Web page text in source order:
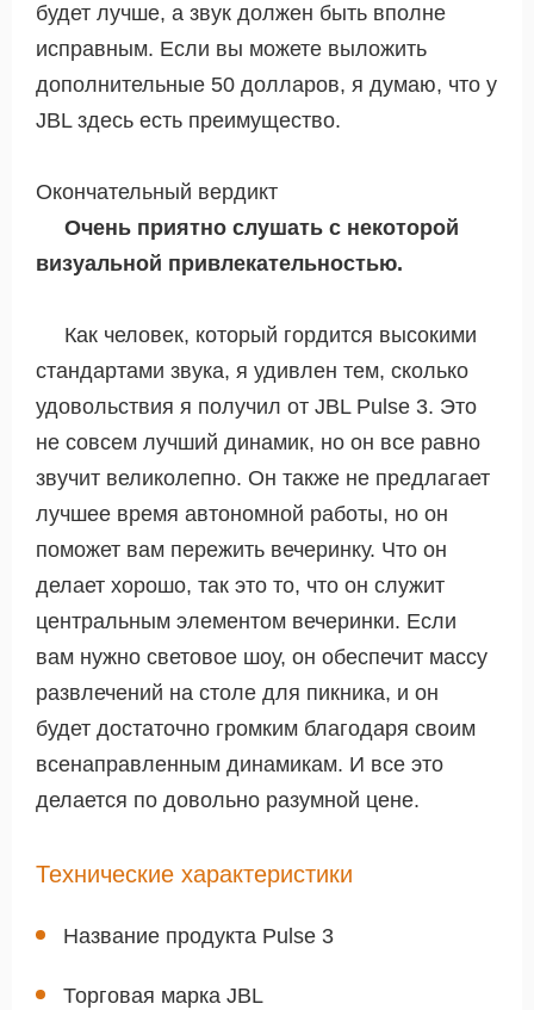
будет лучше, а звук должен быть вполне
исправным. Если вы можете выложить
дополнительные 50 долларов, я думаю, что у
JBL здесь есть преимущество.
Окончательный вердикт
Очень приятно слушать с некоторой
визуальной привлекательностью.
Как человек, который гордится высокими
стандартами звука, я удивлен тем, сколько
удовольствия я получил от JBL Pulse 3. Это
не совсем лучший динамик, но он все равно
звучит великолепно. Он также не предлагает
лучшее время автономной работы, но он
поможет вам пережить вечеринку. Что он
делает хорошо, так это то, что он служит
центральным элементом вечеринки. Если
вам нужно световое шоу, он обеспечит массу
развлечений на столе для пикника, и он
будет достаточно громким благодаря своим
всенаправленным динамикам. И все это
делается по довольно разумной цене.
Технические характеристики
Название продукта Pulse 3
Торговая марка JBL